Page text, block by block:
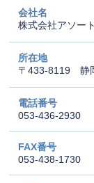
会社名
株式会社アソート
所在地
〒433-8119 静
電話番号
053-436-2930
FAX番号
053-438-1730